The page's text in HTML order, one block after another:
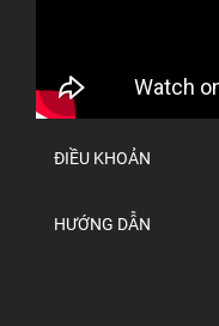
ĐIỀU KHOẢN
HƯỚNG DẪN